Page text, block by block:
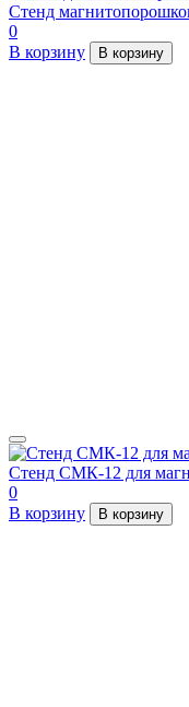
Стенд
0
В корзину
В корзину
Стенд СМК-12 для
0
В корзину
В корзину